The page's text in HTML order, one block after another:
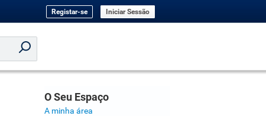
Registar-se Iniciar Sessão
O Seu Espaço
A minha área